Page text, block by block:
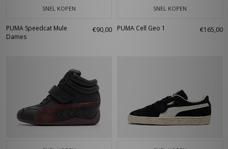
SNEL KOPEN
PUMA Speedcat Mule
Dames
€90,00
SNEL KOPEN
PUMA Cell Geo 1 €165,00